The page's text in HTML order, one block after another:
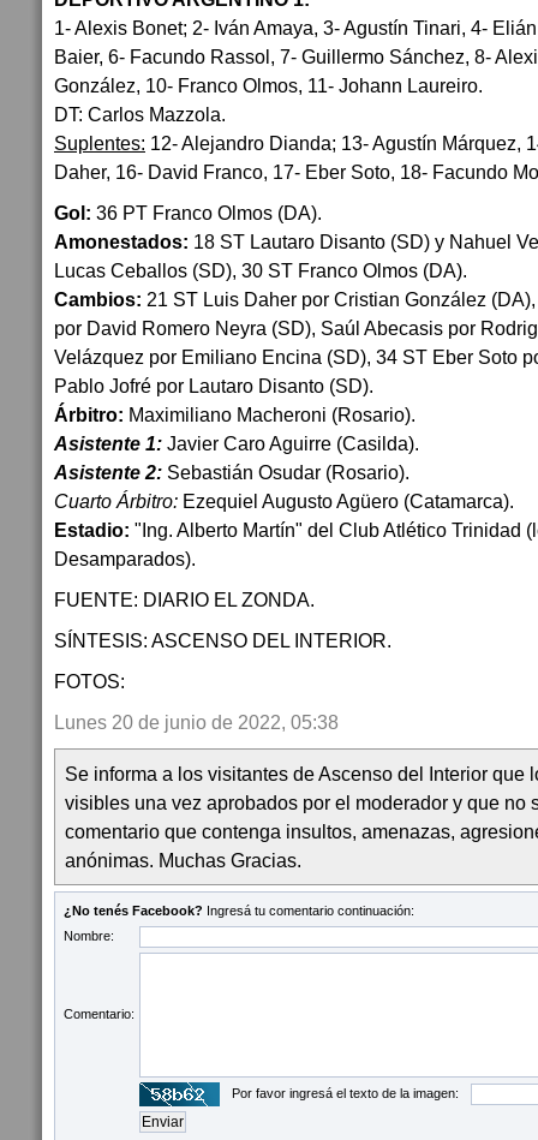
1- Alexis Bonet; 2- Iván Amaya, 3- Agustín Tinari, 4-
Baier, 6- Facundo Rassol, 7- Guillermo Sánchez, 8-
González, 10- Franco Olmos, 11- Johann Laureiro.
DT: Carlos Mazzola.
Suplentes: 12- Alejandro Dianda; 13- Agustín Márquez,
Daher, 16- David Franco, 17- Eber Soto, 18- Facundo
Gol: 36 PT Franco Olmos (DA).
Amonestados: 18 ST Lautaro Disanto (SD) y Nahuel
Lucas Ceballos (SD), 30 ST Franco Olmos (DA).
Cambios: 21 ST Luis Daher por Cristian González
por David Romero Neyra (SD), Saúl Abecasis por
Velázquez por Emiliano Encina (SD), 34 ST Eber Soto
Pablo Jofré por Lautaro Disanto (SD).
Árbitro: Maximiliano Macheroni (Rosario).
Asistente 1: Javier Caro Aguirre (Casilda).
Asistente 2: Sebastián Osudar (Rosario).
Cuarto Árbitro: Ezequiel Augusto Agüero (Catamarca).
Estadio: "Ing. Alberto Martín" del Club Atlético Trinidad
Desamparados).
FUENTE: DIARIO EL ZONDA.
SÍNTESIS: ASCENSO DEL INTERIOR.
FOTOS:
Lunes 20 de junio de 2022, 05:38
Se informa a los visitantes de Ascenso del Interior que
visibles una vez aprobados por el moderador y que no
comentario que contenga insultos, amenazas,
anónimas. Muchas Gracias.
¿No tenés Facebook? Ingresá tu comentario continuación:
Nombre:
Comentario:
Por favor ingresá el texto de la imagen: